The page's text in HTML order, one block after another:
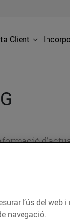
Client
ENERGIA
l’ús del web
navegació.